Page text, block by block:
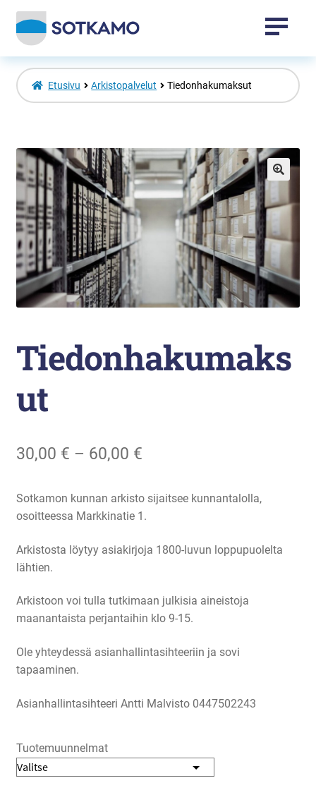
Tapahtumat
Vuokatti-tuotteet
Venepaikat
Laajenna
alemman
tason
valikko
Toripaikat
Kansalaisopisto
Etusivu Arkistopalvelut Tiedonhakumaksut
Tiedonhakumaks
ut
30,00 € – 60,00 €Hintaluokka:
–
Sotkamon kunnan arkisto sijaitsee kunnantalolla,
osoitteessa Markkinatie 1.
Arkistosta löytyy asiakirjoja 1800-luvun loppupuolelta
lähtien.
Arkistoon voi tulla tutkimaan julkisia aineistoja
maanantaista perjantaihin klo 9-15.
Ole yhteydessä asianhallintasihteeriin ja sovi
tapaaminen.
Asianhallintasihteeri Antti Malvisto 0447502243
Tuotemuunnelmat